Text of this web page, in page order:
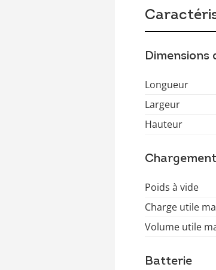
Dimensions
Longueur
Largeur
Hauteur
Chargement
Poids à vide
Charge utile
Volume utile
Batterie